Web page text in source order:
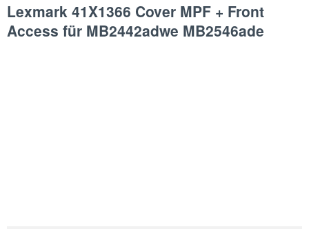
Lexmark 41X1366 Cover MPF + Front
Access für MB2442adwe MB2546ade